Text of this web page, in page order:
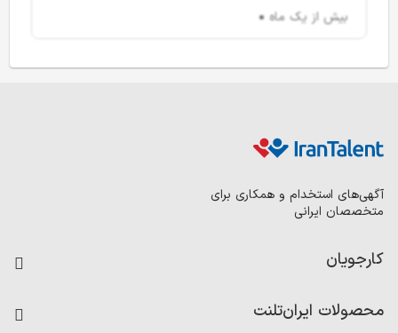
بیش از یک ماه
آگهی‌های استخدام و همکاری برای
متخصصان ایرانی
کارجویان
رزومه ساز
محصولات ایران‌تلنت